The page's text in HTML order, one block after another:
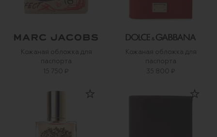
Кожаная обложка для
паспорта
15 750 ₽
Кожаная обложка для
паспорта
35 800 ₽